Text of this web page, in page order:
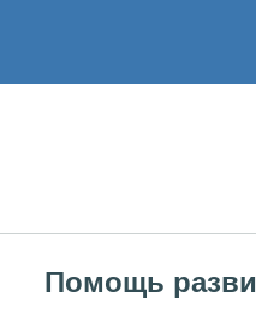
Помощь